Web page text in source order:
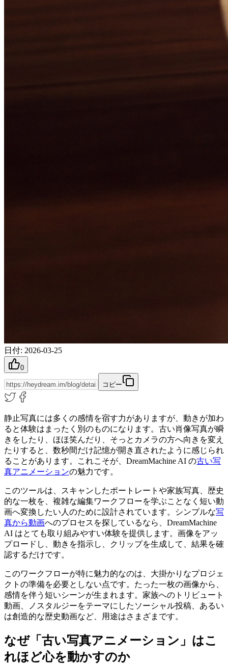
日付: 2026-03-25
0
コピー
静止写真には多くの感情を宿す力がありますが、動きが加わ
ると体験はまったく別のものになります。古い肖像写真が瞬
きをしたり、ほほ笑んだり、そっとカメラの方へ向きを変え
たりすると、数秒間だけ記憶が開き直されたように感じられ
ることがあります。これこそが、DreamMachine AI の古い写
真アニメーションの魅力です。
このツールは、スキャンしたポートレートや家族写真、歴史
的な一枚を、複雑な編集ワークフローを学ぶことなく短い動
画へ変換したい人のために設計されています。シンプルな写
真から動画へのプロセスを探しているなら、DreamMachine
AI はとても取り組みやすい体験を提供します。画像をアッ
プロードし、動きを指示し、クリップを生成して、結果を確
認するだけです。
このワークフローが特に魅力的なのは、大掛かりなプロジェ
クトの準備を必要としない点です。たった一枚の画像から、
感情を伴う短いシーンが生まれます。家族へのトリビュート
動画、ノスタルジーをテーマにしたソーシャル投稿、あるい
は創造的な歴史動画など、用途はさまざまです。
なぜ「古い写真アニメーション」はこ
れほど心を動かすのか